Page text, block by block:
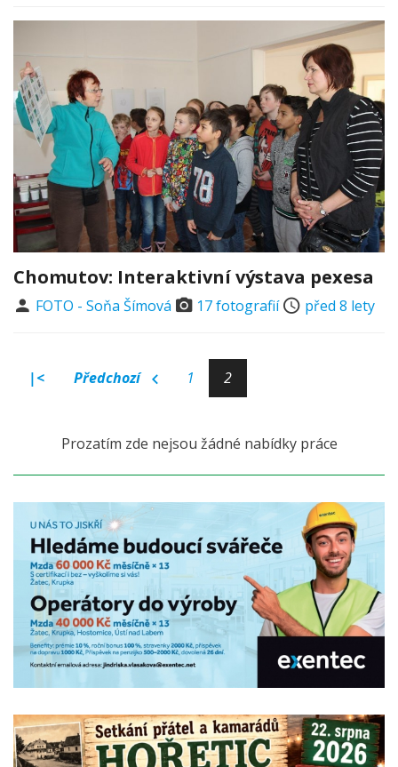
Chomutov: Interaktivní výstava pexesa
FOTO - Soňa Šímová 17 fotografií před 8 lety
|< Předchozí 1 2
Prozatím zde nejsou žádné nabídky práce